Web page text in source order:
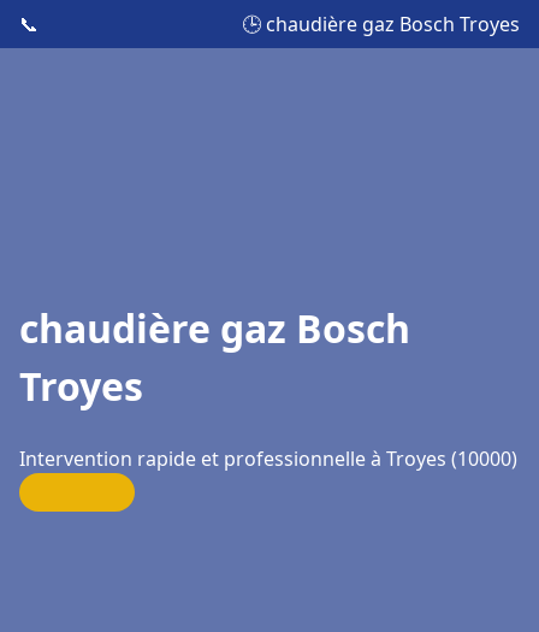
📞 🕒 chaudière gaz Bosch Troyes
chaudière gaz Bosch
Troyes
Intervention rapide et professionnelle à Troyes (10000)